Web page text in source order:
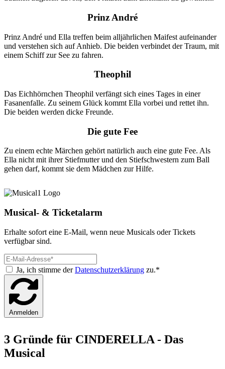
Prinz André
Prinz André und Ella treffen beim alljährlichen Maifest aufeinander
und verstehen sich auf Anhieb. Die beiden verbindet der Traum, mit
einem Schiff zur See zu fahren.
Theophil
Das Eichhörnchen Theophil verfängt sich eines Tages in einer
Fasanenfalle. Zu seinem Glück kommt Ella vorbei und rettet ihn.
Die beiden werden dicke Freunde.
Die gute Fee
Zu einem echte Märchen gehört natürlich auch eine gute Fee. Als
Ella nicht mit ihrer Stiefmutter und den Stiefschwestern zum Ball
gehen darf, kommt sie dem Mädchen zur Hilfe.
Musical- & Ticketalarm
Erhalte sofort eine E-Mail, wenn neue Musicals oder Tickets
verfügbar sind.
Ja, ich stimme derDatenschutzerklärung zu.*
Anmelden
3 Gründe für CINDERELLA - Das
Musical